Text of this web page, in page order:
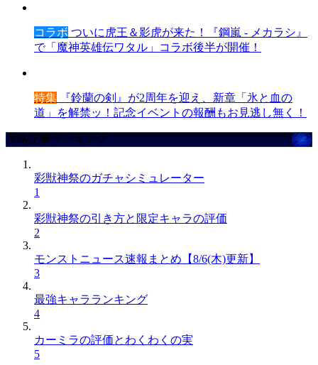
コラボ ついに虎王＆影虎が来た！『鋼嵐 - メカラシ』
で「魔神英雄伝ワタル」コラボ後半が開催！
特集 『鈴蘭の剣』が2周年を迎え、新章「氷と血の
道」を解禁ッ！記念イベントの報酬もお見逃し無く！
攻略記事ランキング
彩獣神祭のガチャシミュレーター
1
彩獣神祭の引き方と限定キャラの評価
2
モンストニュース速報まとめ【8/6(木)更新】
3
最強キャラランキング
4
カーミラの評価とわくわくの実
5